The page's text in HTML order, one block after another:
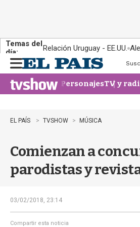
Temas del
día:
Relación Uruguay - EE.UU.
n
u
PersonajesTV y
EL PAÍS TVSHOW MÚSICA
Comienzan a
parodistas y
03/02/2018, 23:14
Compartir esta noticia